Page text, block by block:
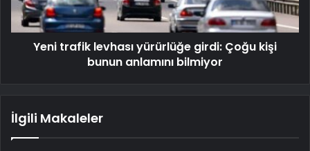
Yeni trafik levhası yürürlüğe girdi: Çoğu kişi
bunun anlamını bilmiyor
İlgili Makaleler